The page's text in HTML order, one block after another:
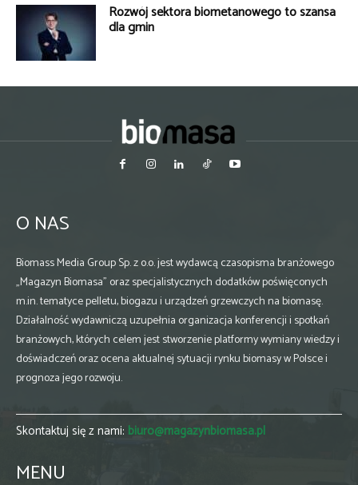
Rozwój sektora biometanowego to szansa
dla gmin
O NAS
Biomass Media Group Sp. z o.o. jest wydawcą czasopisma branżowego
„Magazyn Biomasa” oraz specjalistycznych dodatków poświęconych
m.in. tematyce pelletu, biogazu i urządzeń grzewczych na biomasę.
Działalność wydawniczą uzupełnia organizacja konferencji i spotkań
branżowych, których celem jest stworzenie platformy wymiany wiedzy i
doświadczeń oraz ocena aktualnej sytuacji rynku biomasy w Polsce i
prognoza jego rozwoju.
Skontaktuj się z nami: biuro@magazynbiomasa.pl
MENU